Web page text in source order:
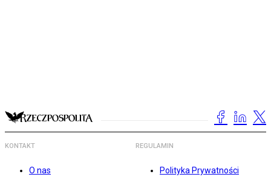
KONTAKT
O nas
REGULAMIN
Polityka Prywatności